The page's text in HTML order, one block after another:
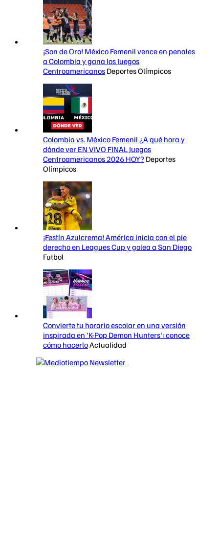
¡Son de Oro! México Femenil vence en penales
a Colombia y gana los Juegos
Centroamericanos Deportes Olímpicos
Colombia vs. México Femenil ¿A qué hora y
dónde ver EN VIVO FINAL Juegos
Centroamericanos 2026 HOY? Deportes
Olímpicos
¡Festín Azulcrema! América inicia con el pie
derecho en Leagues Cup y golea a San Diego
Futbol
Convierte tu horario escolar en una versión
inspirada en 'K-Pop Demon Hunters': conoce
cómo hacerloActualidad